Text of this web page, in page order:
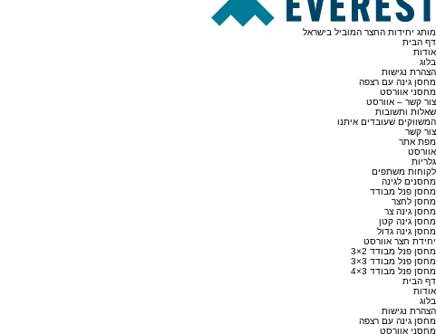
מותג יחידות החצר המוביל בישראל
דף הבית
אודות
בלוג
הצהרת נגישות
מחסן גינה עם רצפה
מחסני אוורסט
צור קשר – אוורסט
שאלות ותשובות
המשווקים שעובדים איתנו
צור קשר
מפת אתר
אוורסט
גלריות
לקוחות משתפים
מחסנים לגינה
מחסן פנל מבודד
מחסן לחצר
מחסן גינה צר
מחסן גינה קטן
מחסן גינה גדול
יחידת חצר אוורסט
מחסן פנל מבודד 2×3
מחסן פנל מבודד 3×3
מחסן פנל מבודד 3×4
דף הבית
אודות
בלוג
הצהרת נגישות
מחסן גינה עם רצפה
מחסני אוורסט